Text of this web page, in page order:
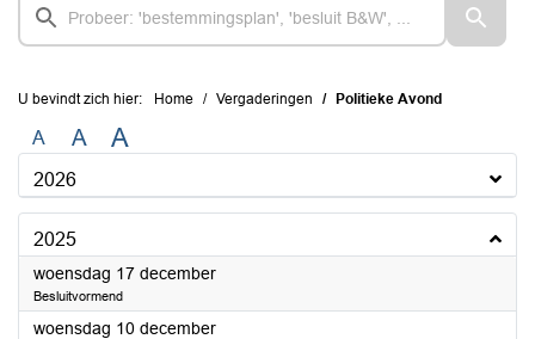
U bevindt zich hier: Home Vergaderingen Politieke Avond
A A A
2026
2025
woensdag 17 december2025
Besluitvormend
woensdag 10 december2025